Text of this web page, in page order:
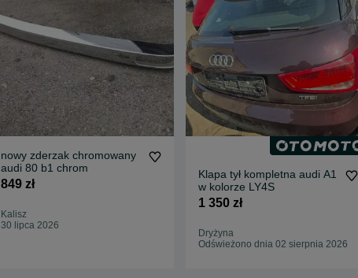
nowy zderzak chromowany
audi 80 b1 chrom
849 zł
Kalisz
30 lipca 2026
Klapa tył kompletna audi A1
w kolorze LY4S
1 350 zł
Dryżyna
Odświeżono dnia 02 sierpnia 2026